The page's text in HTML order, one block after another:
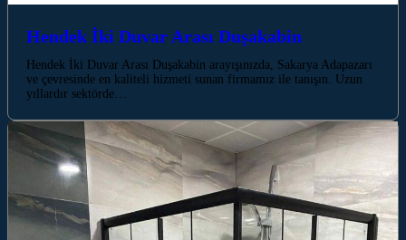
Hendek İki Duvar Arası Duşakabin
Hendek İki Duvar Arası Duşakabin arayışınızda, Sakarya Adapazarı
ve çevresinde en kaliteli hizmeti sunan firmamız ile tanışın. Uzun
yıllardır sektörde…